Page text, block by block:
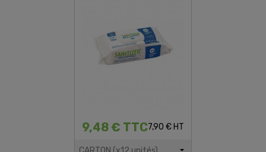
9,48 € TTC7,90 € HT